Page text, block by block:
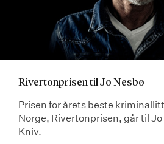
Rivertonprisen til Jo Nesbø
Prisen for årets beste
Norge, Rivertonprisen, går til
Kniv.